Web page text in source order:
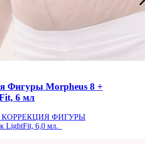
Фигуры Morpheus 8 +
6 мл
КОРРЕКЦИЯ ФИГУРЫ
LightFit, 6,0 мл.